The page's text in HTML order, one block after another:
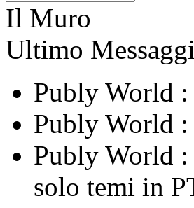
Il Muro
Ultimo
Publy World :
Publy World :
Publy World :
solo temi in